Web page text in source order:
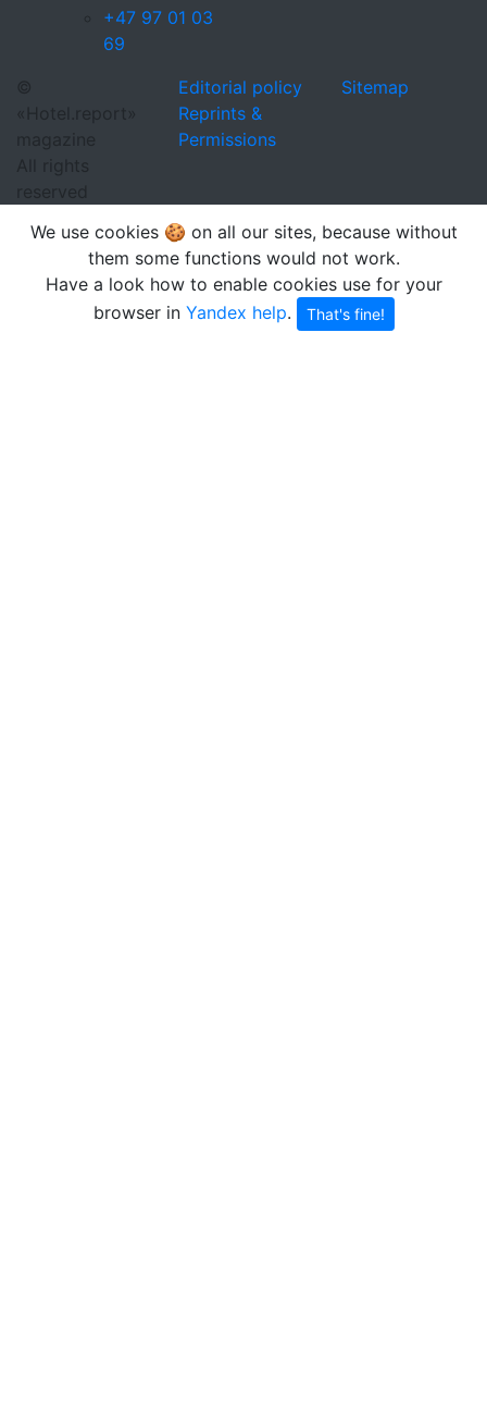
+47 97 01 03
69
©
«Hotel.report»
magazine
All rights
reserved
Editorial policy
Reprints &
Permissions
Sitemap
We use cookies 🍪 on all our sites, because without
them some functions would not work.
Have a look how to enable cookies use for your
browser in Yandex help. That's fine!